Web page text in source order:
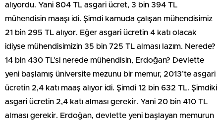
alıyordu. Yani 804 TL asgari ücret, 3 bin 394 TL
mühendisin maaşı idi. Şimdi kamuda çalışan mühendisimiz
21 bin 295 TL alıyor. Eğer asgari ücretin 4 katı olacak
idiyse mühendisimizin 35 bin 725 TL alması lazım. Nerede?
14 bin 430 TL’si nerede mühendisin, Erdoğan? Devlette
yeni başlamış üniversite mezunu bir memur, 2013’te asgari
ücretin 2,4 katı maaş alıyor idi. Şimdi 12 bin 632 TL. Şimdiki
asgari ücretin 2,4 katı alması gerekir. Yani 20 bin 410 TL
alması gerekir. Erdoğan, devlette yeni başlayan memurun